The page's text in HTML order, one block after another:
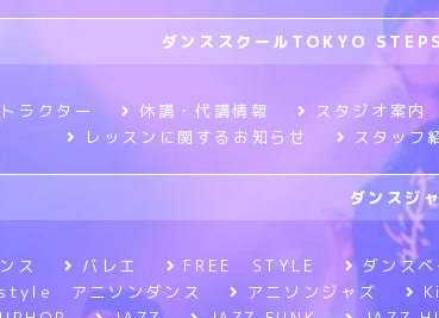
ダンススクールTOKYO
ラクター 休講・代講情報 スタジオ案内
レッスンに関するお知らせ
スタッフ
ダンスジ
ス バレエ FREE STYLE ダンス
アニソンダンス アニソンジャズ